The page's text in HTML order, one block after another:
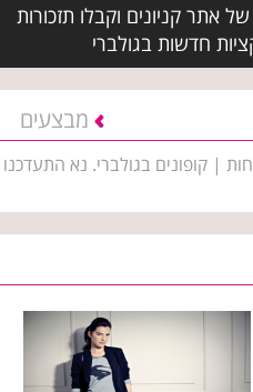
אתר קניונים וקבלו תזכורות
חדשות בגולברי
מבצעים
| קופונים בגולברי. נא התעדכנו